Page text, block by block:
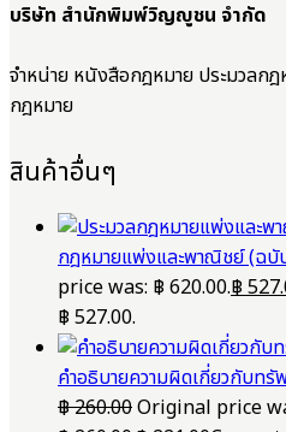
บริษัท สำนักพิมพ์วิญญูชน จำกัด
จำหน่าย หนังสือกฎหมาย ประมวลกฎ
กฎหมาย
สินค้าอื่นๆ
กฎหมายแพ่งและพาณิชย์ (ฉบั
price was: ฿ 620.00.฿
฿ 527.00.
คำอธิบายความผิดเกี่ยวกับท
฿260.00Original price